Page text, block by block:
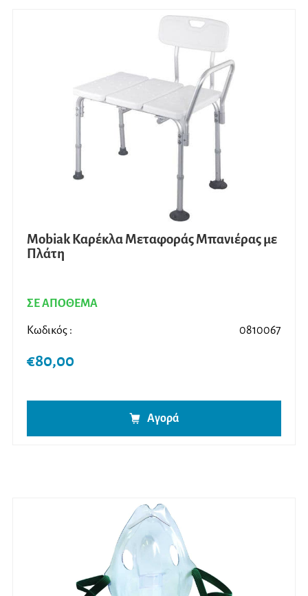
Mobiak Καρέκλα Μεταφοράς Μπανιέρας με
Πλάτη
ΣΕ ΑΠΟΘΕΜΑ
Κωδικός : 0810067
€80,00
Αγορά